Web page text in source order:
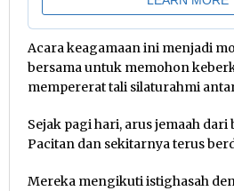
Acara keagamaan ini menjadi
bersama untuk memohon
mempererat tali silaturahmi
Sejak pagi hari, arus jemaah
Pacitan dan sekitarnya terus
Mereka mengikuti istighasah